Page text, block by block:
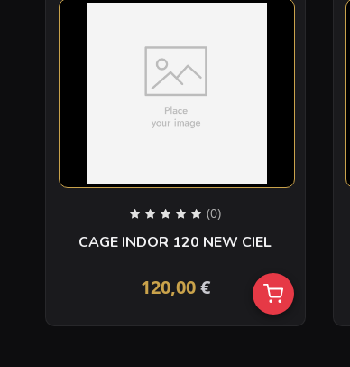
(0)
CAGE INDOR 120 NEW CIEL
120,00€